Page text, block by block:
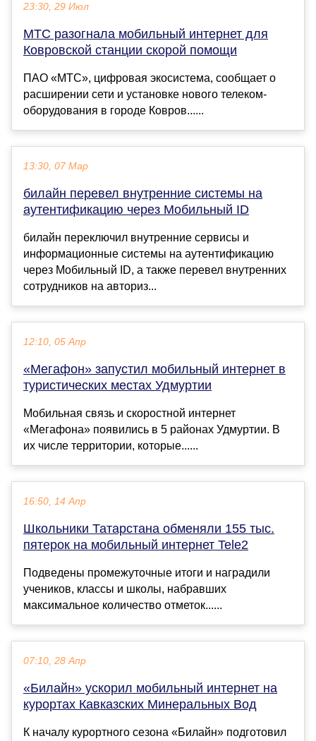
23:30, 29 Июл
МТС разогнала мобильный интернет для
Ковровской станции скорой помощи
ПАО «МТС», цифровая экосистема, сообщает о
расширении сети и установке нового телеком-
оборудования в городе Ковров......
13:30, 07 Мар
билайн перевел внутренние системы на
аутентификацию через Мобильный ID
билайн переключил внутренние сервисы и
информационные системы на аутентификацию
через Мобильный ID, а также перевел внутренних
сотрудников на авториз...
12:10, 05 Апр
«Мегафон» запустил мобильный интернет в
туристических местах Удмуртии
Мобильная связь и скоростной интернет
«Мегафона» появились в 5 районах Удмуртии. В
их числе территории, которые......
16:50, 14 Апр
Школьники Татарстана обменяли 155 тыс.
пятерок на мобильный интернет Tele2
Подведены промежуточные итоги и наградили
учеников, классы и школы, набравших
максимальное количество отметок......
07:10, 28 Апр
«Билайн» ускорил мобильный интернет на
курортах Кавказских Минеральных Вод
К началу курортного сезона «Билайн» подготовил